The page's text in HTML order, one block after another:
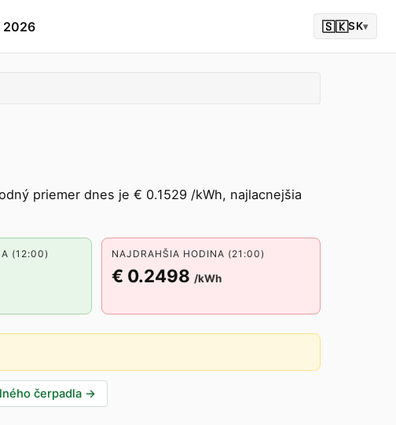
2026 🇸🇰SK▾
priemer dnes je € 0.1529 /kWh, najlacnejšia
(12:00) NAJDRAHŠIA HODINA (21:00)
€ 0.2498 /kWh
čerpadla →